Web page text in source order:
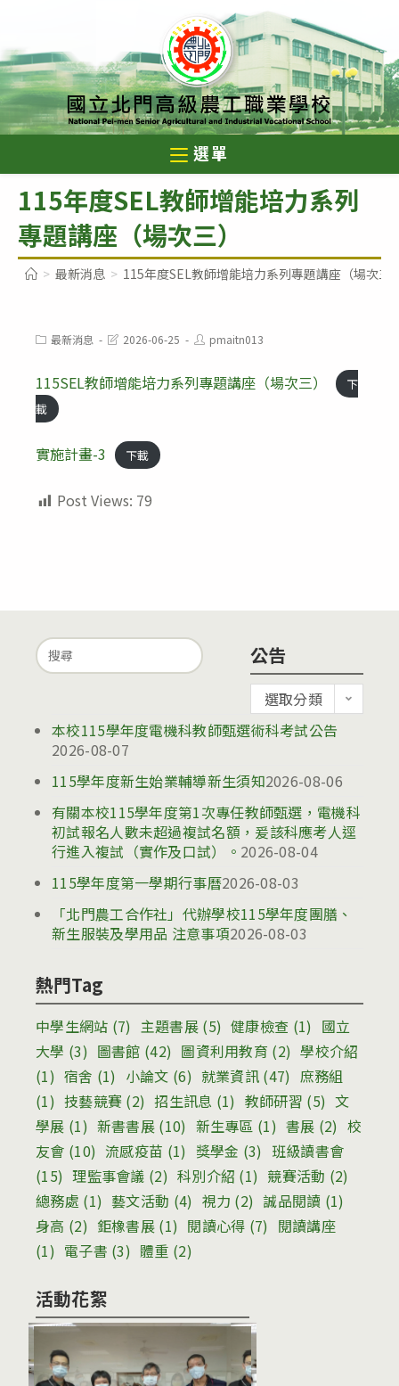
至
主
要
內
選單
115年度SEL教師增能培力系列
專題講座（場次三）
> 最新消息 > 115年度SEL教師增能培力系列專題講座（場次三
Post最新消息
Post2026-06-25
Post
author:
pmaitn013
115SEL教師增能培力系列專題講座（場次三）
下
載
實施計畫-3 下載
Post Views: 79
Search
for:
公告
告
選取分類
本校115學年度電機科教師甄選術科考試公告
2026-08-07
115學年度新生始業輔導新生須知2026-08-06
有關本校115學年度第1次專任教師甄選，電機科
初試報名人數未超過複試名額，爰該科應考人逕
行進入複試（實作及口試）。 2026-08-04
115學年度第一學期行事曆2026-08-03
「北門農工合作社」代辦學校115學年度團膳、
新生服裝及學用品 注意事項2026-08-03
熱門Tag
中學生網站 (7) 主題書展(5) 健康檢查 (1) 國立
大學 (3) 圖書館 (42) 圖資利用教育 (2) 學校介紹
(1) 宿舍 (1) 小論文 (6) 就業資訊 (47) 庶務組
(1) 技藝競賽 (2) 招生訊息 (1) 教師研習 (5) 文
學展 (1) 新書書展 (10) 新生專區 (1) 書展 (2) 校
友會 (10) 流感疫苗 (1) 獎學金 (3) 班級讀書會
(15) 理監事會議 (2) 科別介紹 (1) 競賽活動 (2)
總務處 (1) 藝文活動 (4) 視力 (2) 誠品閱讀 (1)
身高 (2) 鉅橡書展 (1) 閱讀心得 (7) 閱讀講座
(1) 電子書 (3) 體重 (2)
活動花絮